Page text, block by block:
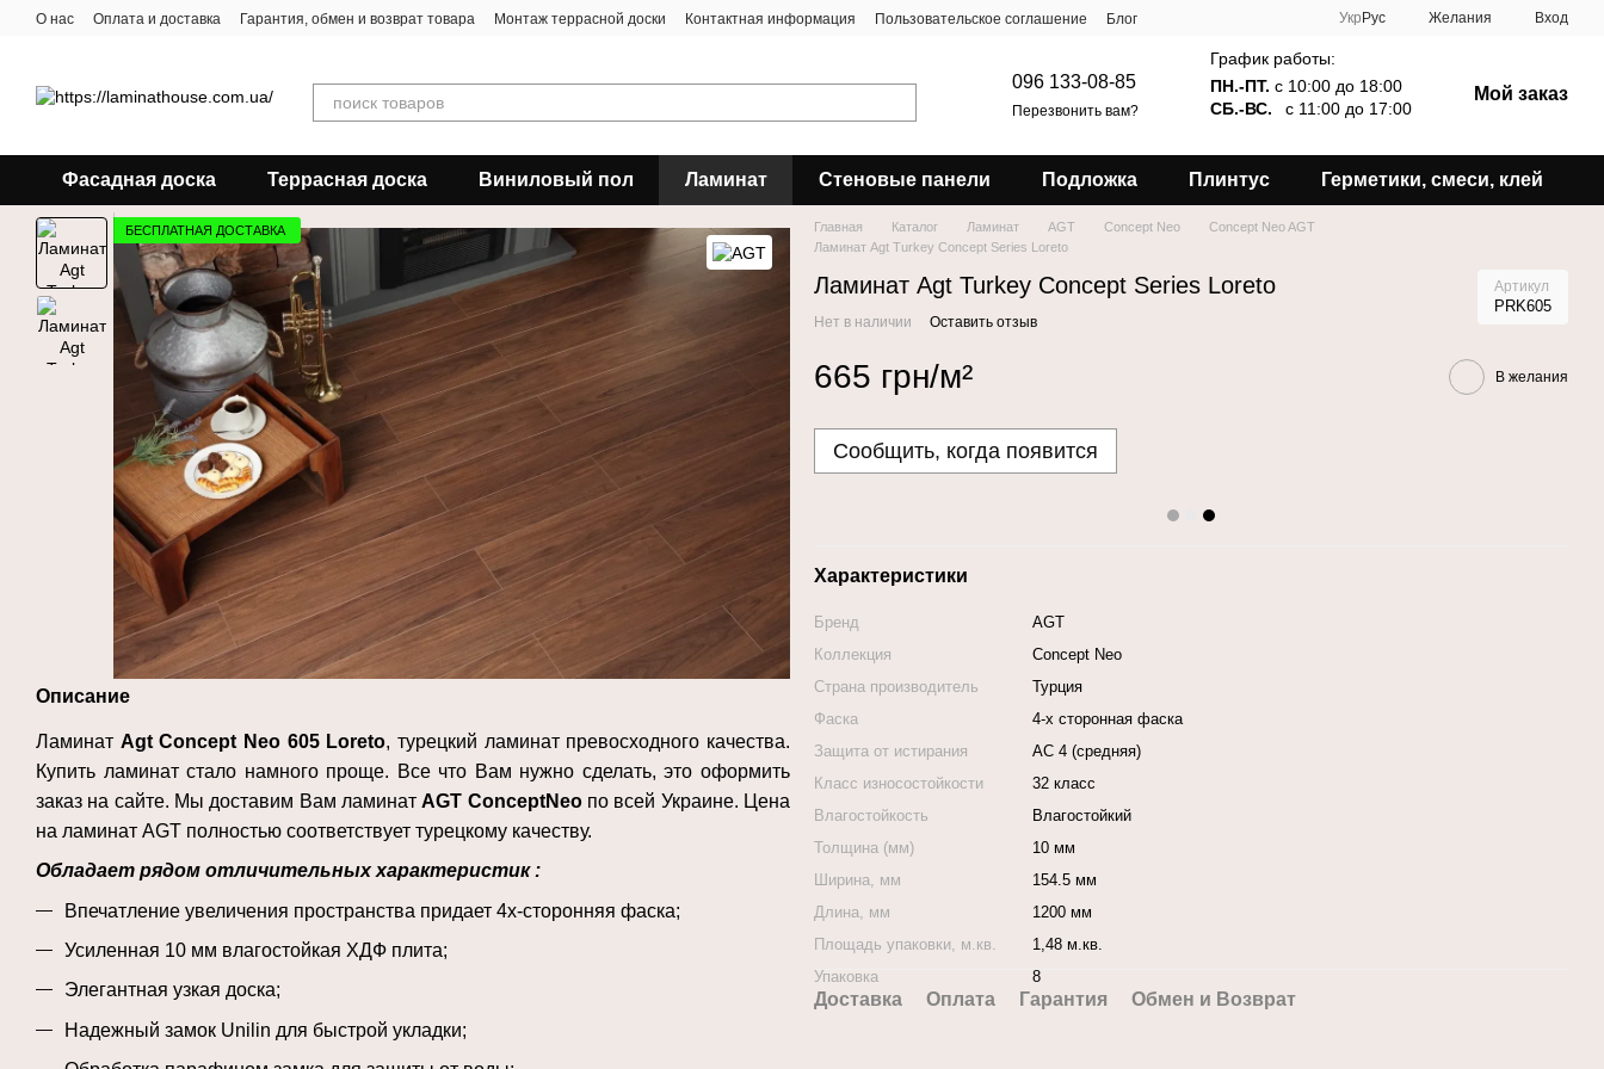
Перейти к основному контенту
О нас Оплата и доставка Гарантия, обмен и возврат товара Монтаж террасной доски Контактная информация Пользовательское соглашение Блог Укр Рус Желания Вход
096 133-08-85
Перезвонить вам?
График работы:
ПН.-ПТ. с 10:00 до 18:00
СБ.-ВС.
с 11:00 до 17:00
Мой заказ
Фасадная доска Террасная доска Виниловый пол Ламинат Стеновые панели Подложка Плинтус Герметики, смеси, клей
БЕСПЛАТНАЯ ДОСТАВКА
Описание
Ламинат AgtConcept Neo 605 Loreto, турецкий ламинат превосходного качества.
Купить ламинат стало намного проще. Все что Вам нужно сделать, это оформить
заказ на сайте. Мы доставим Вам ламинатAGT ConceptNeoпо всей Украине. Цена
на ламинат AGT полностью соответствует турецкому качеству.
Обладает рядом отличительных характеристик :
Впечатление увеличения пространства придает 4х-сторонняя фаска;
Усиленная 10 мм влагостойкая ХДФ плита;
Элегантная узкая доска;
Надежный замок Unilin для быстрой укладки;
Главная Каталог Ламинат AGT Concept Neo
Concept Neo AGT
Ламинат Agt Turkey Concept Series Loreto
Ламинат Agt Turkey Concept Series Loreto Артикул
PRK605
Нет в наличии Оставить отзыв
665 грн/м² В желания
Сообщить, когда появится
Характеристики
Бренд
AGT
Коллекция
Concept Neo
Страна производитель
Турция
Фаска
4-х сторонная фаска
Защита от истирания
АС 4 (средняя)
Класс износостойкости
32 класс
Влагостойкость
Влагостойкий
Толщина (мм)
10 мм
Ширина, мм
154.5 мм
Длина, мм
1200 мм
Площадь упаковки, м.кв.
1,48 м.кв.
Упаковка
8
Доставка Оплата Гарантия Обмен и Возврат